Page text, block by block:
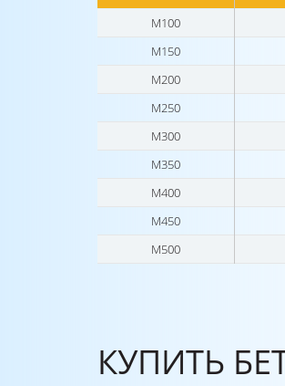
М100
М150
М200
М250
М300
М350
М400
М450
М500
КУПИТЬ